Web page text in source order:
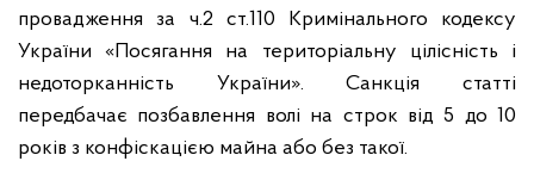
провадження за ч.2 ст.110 Кримінального кодексу
України «Посягання на територіальну цілісність і
недоторканність України». Санкція статті
передбачає позбавлення волі на строк від 5 до 10
років з конфіскацією майна або без такої.